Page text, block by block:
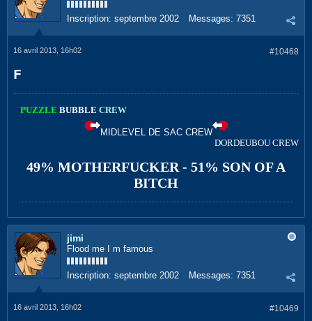
Inscription: septembre 2002 Messages: 7351
#10468
16 avril 2013, 16h02
F
PUZZLE BUBBLE CREW
MIDLEVEL DE SAC CREW
DORDEUBOU CREW
49% MOTHERFUCKER - 51% SON OF A
BITCH
jimi
Flood me I m famous
Inscription: septembre 2002 Messages: 7351
#10469
16 avril 2013, 16h02